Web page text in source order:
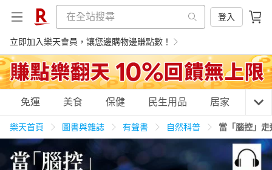
登入
立即加入樂天會員，讓您邊購物邊賺點數！
購物網分類
天天免運 養生保健 民生用品
免運 美食 保健 民生用品 居家 3C
樂天首頁 圖書與雜誌 有聲書 自然科普 當「腦控」